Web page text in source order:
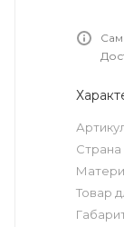
Страна
Товар